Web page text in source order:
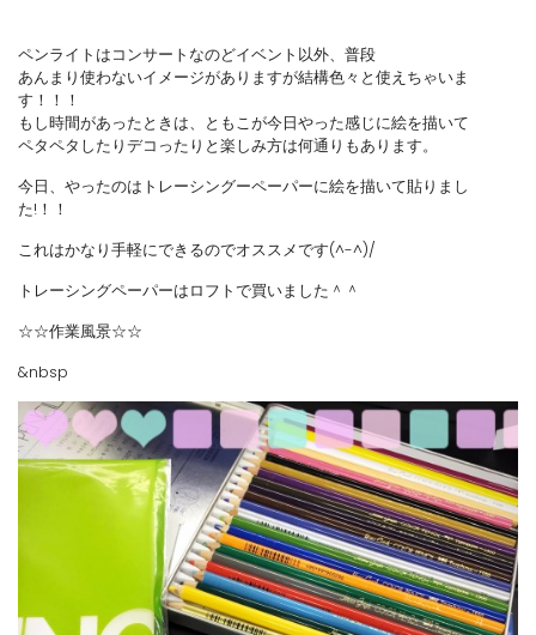
ペンライトはコンサートなのどイベント以外、普段
あんまり使わないイメージがありますが結構色々と使えちゃいま
す！！！
もし時間があったときは、ともこが今日やった感じに絵を描いて
ペタペタしたりデコったりと楽しみ方は何通りもあります。
今日、やったのはトレーシングーペーパーに絵を描いて貼りまし
た!！！
これはかなり手軽にできるのでオススメです(^-^)/
トレーシングペーパーはロフトで買いました＾＾
☆☆作業風景☆☆
&nbsp